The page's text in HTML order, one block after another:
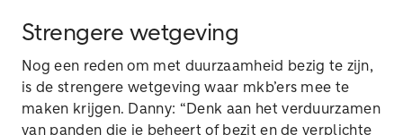
Strengere wetgeving
Nog een reden om met duurzaamheid bezig te zijn,
is de strengere wetgeving waar mkb’ers mee te
maken krijgen. Danny: “Denk aan het verduurzamen
van panden die je beheert of bezit en de verplichte